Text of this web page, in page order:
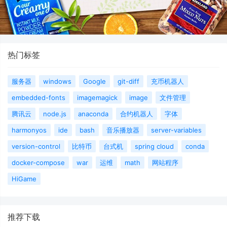
热门标签
服务器 windows Google git-diff
充币机器人
embedded-fonts
imagemagick image
文件管理
腾讯云
node.js anaconda 合约机器人
字体
harmonyos
ide bash 音乐播放器
server-variables
version-control
比特币 台式机 spring cloud
conda
docker-compose
war 运维 math
网站程序
HiGame
推荐下载